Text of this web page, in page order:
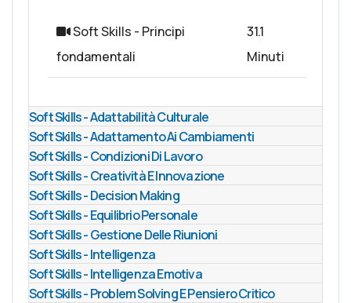
Soft Skills - Principi
fondamentali
31.1
Minuti
Soft Skills - Adattabilità Culturale
Soft Skills - Adattamento Ai Cambiamenti
Soft Skills - Condizioni Di Lavoro
Soft Skills - Creatività E Innovazione
Soft Skills - Decision Making
Soft Skills - Equilibrio Personale
Soft Skills - Gestione Delle Riunioni
Soft Skills - Intelligenza
Soft Skills - Intelligenza Emotiva
Soft Skills - Problem Solving E Pensiero Critico